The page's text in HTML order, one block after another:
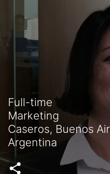
Full-time
Marketing
Caseros, Buenos
Argentina